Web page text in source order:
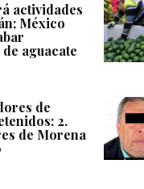
actividades
México
aguacate
de
2.
de Morena